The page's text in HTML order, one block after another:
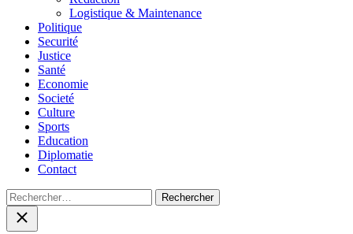
Logistique & Maintenance
Politique
Securité
Justice
Santé
Economie
Societé
Culture
Sports
Education
Diplomatie
Contact
Rechercher :
Close
search